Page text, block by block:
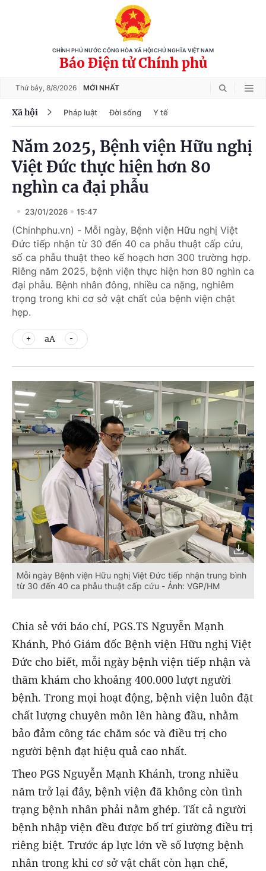
CHÍNH PHỦ NƯỚC CỘNG HÒA XÃ HỘI CHỦ NGHĨA VIỆT NAM
Báo Điện tử Chính phủ
Thứ bảy, 8/8/2026 MỚI NHẤT
Xã hội Pháp luật Đời sống Y tế
Năm 2025, Bệnh viện Hữu nghị
Việt Đức thực hiện hơn 80
nghìn ca đại phẫu
23/01/2026 15:47
(Chinhphu.vn) - Mỗi ngày, Bệnh viện Hữu nghị Việt
Đức tiếp nhận từ 30 đến 40 ca phẫu thuật cấp cứu,
số ca phẫu thuật theo kế hoạch hơn 300 trường hợp.
Riêng năm 2025, bệnh viện thực hiện hơn 80 nghìn ca
đại phẫu. Bệnh nhân đông, nhiều ca nặng, nghiêm
trọng trong khi cơ sở vật chất của bệnh viện chật
hẹp.
aA
Mỗi ngày Bệnh viện Hữu nghị Việt Đức tiếp nhận trung bình
từ 30 đến 40 ca phẫu thuật cấp cứu - Ảnh: VGP/HM
Chia sẻ với báo chí, PGS.TS Nguyễn Mạnh
Khánh, Phó Giám đốc Bệnh viện Hữu nghị Việt
Đức cho biết, mỗi ngày bệnh viện tiếp nhận và
thăm khám cho khoảng 400.000 lượt người
bệnh. Trong mọi hoạt động, bệnh viện luôn đặt
chất lượng chuyên môn lên hàng đầu, nhằm
bảo đảm công tác chăm sóc và điều trị cho
người bệnh đạt hiệu quả cao nhất.
Theo PGS Nguyễn Mạnh Khánh, trong nhiều
năm trở lại đây, bệnh viện đã không còn tình
trạng bệnh nhân phải nằm ghép. Tất cả người
bệnh nhập viện đều được bố trí giường điều trị
riêng biệt. Trước áp lực lớn về số lượng bệnh
nhân trong khi cơ sở vật chất còn hạn chế,